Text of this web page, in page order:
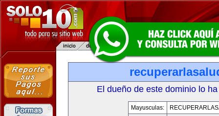
El dueño de este dominio lo
Mayusculas: